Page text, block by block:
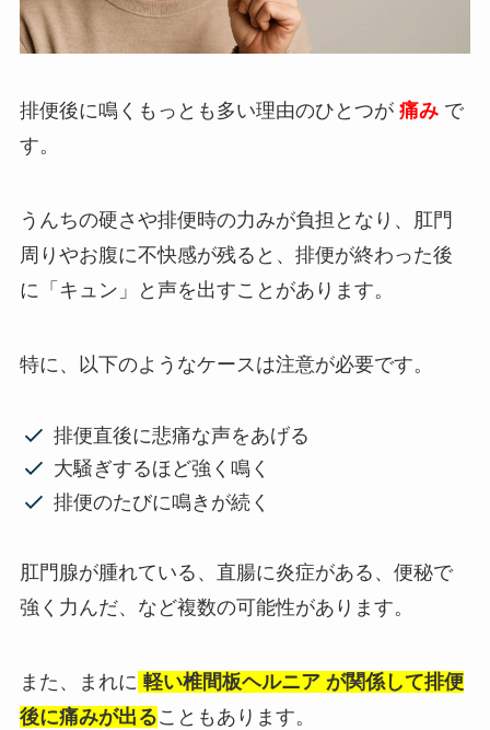
排便後に鳴くもっとも多い理由のひとつが 痛みで
す。
うんちの硬さや排便時の力みが負担となり、肛門
周りやお腹に不快感が残ると、排便が終わった後
に「キュン」と声を出すことがあります。
特に、以下のようなケースは注意が必要です。
排便直後に悲痛な声をあげる
大騒ぎするほど強く鳴く
排便のたびに鳴きが続く
肛門腺が腫れている、直腸に炎症がある、便秘で
強く力んだ、など複数の可能性があります。
また、まれに 軽い椎間板ヘルニア が関係して排便
後に痛みが出ることもあります。